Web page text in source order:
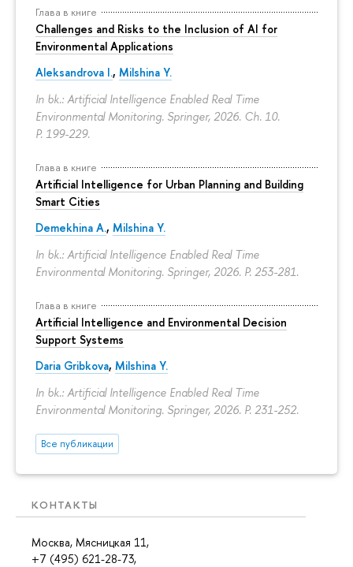
Глава в книге
Challenges and Risks to the Inclusion of AI for
Environmental Applications
Aleksandrova I., Milshina Y.
In bk.: Artificial Intelligence Enabled Real Time
Environmental Monitoring. Springer, 2026. Ch. 10.
P. 199-229.
Глава в книге
Artificial Intelligence for Urban Planning and Building
Smart Cities
Demekhina A., Milshina Y.
In bk.: Artificial Intelligence Enabled Real Time
Environmental Monitoring. Springer, 2026. P. 253-281.
Глава в книге
Artificial Intelligence and Environmental Decision
Support Systems
Daria Gribkova, Milshina Y.
In bk.: Artificial Intelligence Enabled Real Time
Environmental Monitoring. Springer, 2026. P. 231-252.
Все публикации
КОНТАКТЫ
Москва, Мясницкая 11,
+7 (495) 621-28-73,